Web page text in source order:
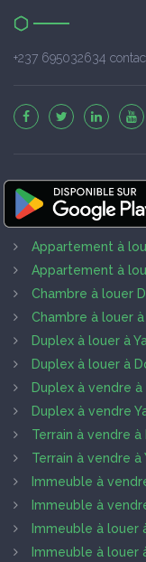
+237 695032634
Appartement à
Appartement à
Chambre à louer
Chambre à louer à
Duplex à louer à
Duplex à louer à
Duplex à vendre à
Duplex à vendre
Terrain à vendre à
Terrain à vendre à
Immeuble à
Immeuble à
Immeuble à louer
Immeuble à louer